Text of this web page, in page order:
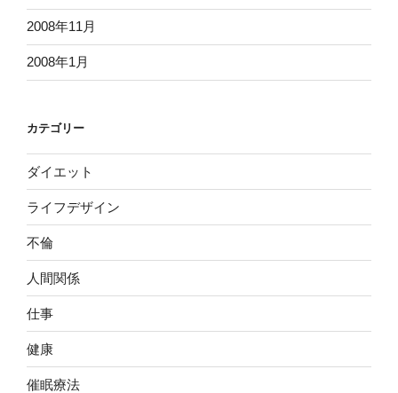
2008年11月
2008年1月
カテゴリー
ダイエット
ライフデザイン
不倫
人間関係
仕事
健康
催眠療法